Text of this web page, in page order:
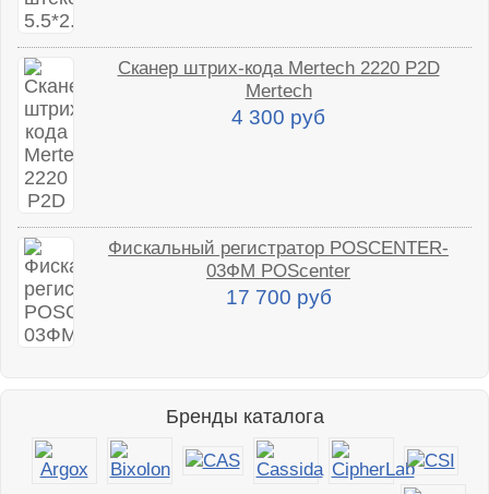
Сканер штрих-кода Mertech 2220 P2D
Mertech
4 300 руб
Фискальный регистратор POSCENTER-
03ФМ POScenter
17 700 руб
Бренды каталога